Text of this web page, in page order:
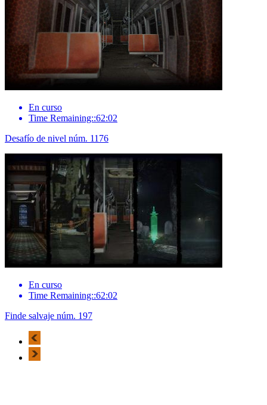
En curso
Time Remaining::62:02
Desafío de nivel núm. 1176
En curso
Time Remaining::62:02
Finde salvaje núm. 197